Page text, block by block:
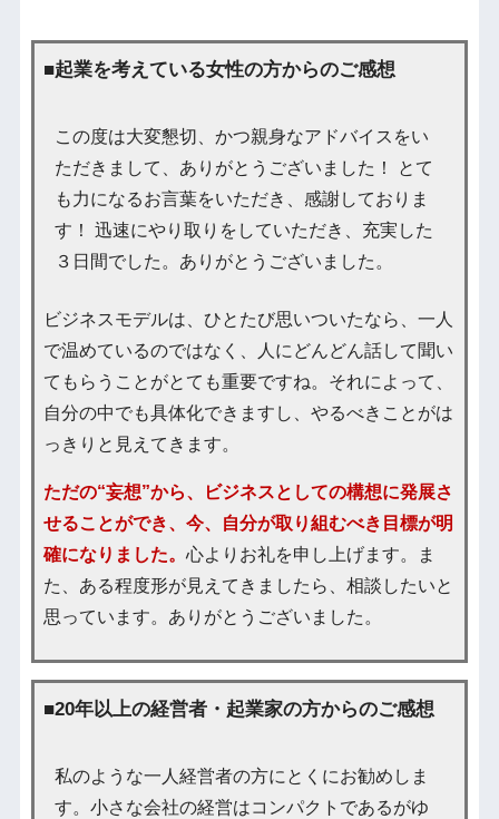
■起業を考えている女性の方からのご感想
この度は大変懇切、かつ親身なアドバイスをい
ただきまして、ありがとうございました！ とて
も力になるお言葉をいただき、感謝しておりま
す！ 迅速にやり取りをしていただき、充実した
３日間でした。ありがとうございました。
ビジネスモデルは、ひとたび思いついたなら、一人
で温めているのではなく、人にどんどん話して聞い
てもらうことがとても重要ですね。それによって、
自分の中でも具体化できますし、やるべきことがは
っきりと見えてきます。
ただの“妄想”から、ビジネスとしての構想に発展さ
せることができ、今、自分が取り組むべき目標が明
確になりました。 心よりお礼を申し上げます。ま
た、ある程度形が見えてきましたら、相談したいと
思っています。ありがとうございました。
■20年以上の経営者・起業家の方からのご感想
私のような一人経営者の方にとくにお勧めしま
す。小さな会社の経営はコンパクトであるがゆ